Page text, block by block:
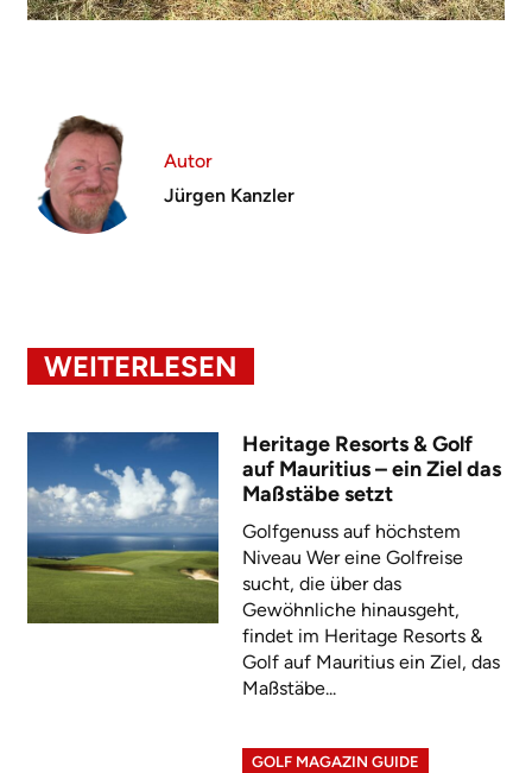
Autor
Jürgen Kanzler
WEITERLESEN
Heritage Resorts & Golf
auf Mauritius – ein Ziel das
Maßstäbe setzt
Golfgenuss auf höchstem
Niveau Wer eine Golfreise
sucht, die über das
Gewöhnliche hinausgeht,
findet im Heritage Resorts &
Golf auf Mauritius ein Ziel, das
Maßstäbe...
GOLF MAGAZIN GUIDE